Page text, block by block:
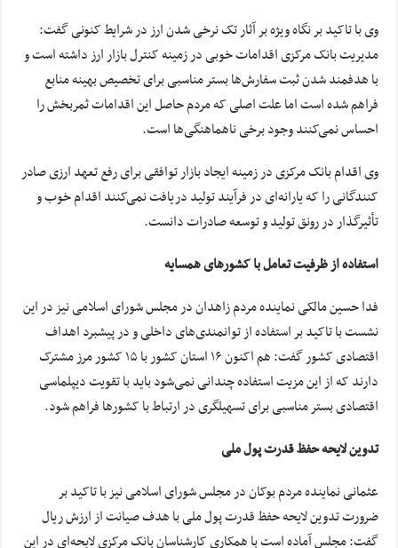
وی با تاکید بر نگاه ویژه بر آثار تک نرخی شدن ارز در شرایط کنونی گفت:
مدیریت بانک مرکزی اقدامات خوبی در زمینه کنترل بازار ارز داشته است و
با هدفمند شدن ثبت سفارش‌ها بستر مناسبی برای تخصیص بهینه منابع
فراهم شده است اما علت اصلی که مردم حاصل این اقدامات ثمربخش را
احساس نمی‌کنند وجود برخی ناهماهنگی‌ها است.
وی اقدام بانک مرکزی در زمینه ایجاد بازار توافقی برای رفع تعهد ارزی صادر
کنندگانی را که یارانه‌ای در فرآیند تولید دریافت نمی‌کنند اقدام خوب و
تأثیرگذار در رونق تولید و توسعه صادرات دانست.
استفاده از ظرفیت تعامل با کشورهای همسایه
فدا حسین مالکی نماینده مردم زاهدان در مجلس شورای اسلامی نیز در این
نشست با تاکید بر استفاده از توانمندی‌های داخلی و در پیشبرد اهداف
اقتصادی کشور گفت: هم اکنون ۱۶ استان کشور با ۱۵ کشور مرز مشترک
دارند که از این مزیت استفاده چندانی نمی‌شود باید با تقویت دیپلماسی
اقتصادی بستر مناسبی برای تسهیلگری در ارتباط با کشورها فراهم شود.
تدوین لایحه حفظ قدرت پول ملی
عثمانی نماینده مردم بوکان در مجلس شورای اسلامی نیز با تاکید بر
ضرورت تدوین لایحه حفظ قدرت پول ملی با هدف صیانت از ارزش ریال
گفت: مجلس آماده است با همکاری کارشناسان بانک مرکزی لایحه‌ای در این